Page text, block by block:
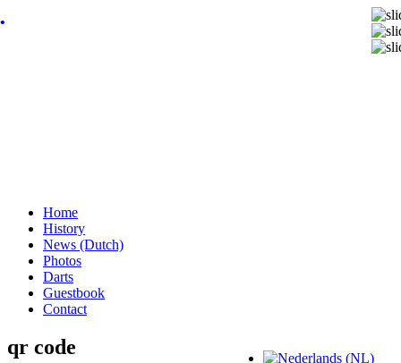
Home
History
News (Dutch)
Photos
Darts
Guestbook
Contact
qr code
•